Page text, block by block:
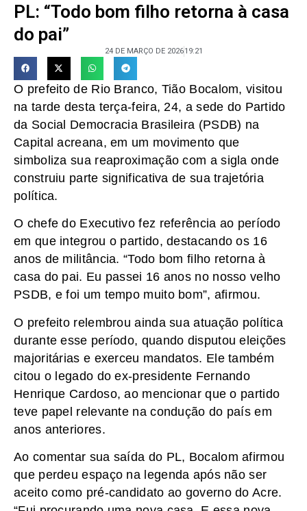
PL: “Todo bom filho retorna à casa
do pai”
24 DE MARÇO DE 202619:21
O prefeito de Rio Branco, Tião Bocalom, visitou
na tarde desta terça-feira, 24, a sede do Partido
da Social Democracia Brasileira (PSDB) na
Capital acreana, em um movimento que
simboliza sua reaproximação com a sigla onde
construiu parte significativa de sua trajetória
política.
O chefe do Executivo fez referência ao período
em que integrou o partido, destacando os 16
anos de militância. “Todo bom filho retorna à
casa do pai. Eu passei 16 anos no nosso velho
PSDB, e foi um tempo muito bom”, afirmou.
O prefeito relembrou ainda sua atuação política
durante esse período, quando disputou eleições
majoritárias e exerceu mandatos. Ele também
citou o legado do ex-presidente Fernando
Henrique Cardoso, ao mencionar que o partido
teve papel relevante na condução do país em
anos anteriores.
Ao comentar sua saída do PL, Bocalom afirmou
que perdeu espaço na legenda após não ser
aceito como pré-candidato ao governo do Acre.